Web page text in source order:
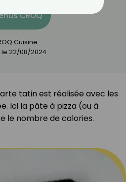
CROQ
Cuisine
le 22/08/2024
tatin est réalisée avec les
Ici la pâte à pizza (ou à
le nombre de calories.⁣